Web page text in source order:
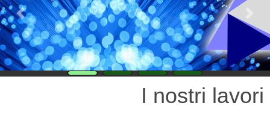
I nostri lavori